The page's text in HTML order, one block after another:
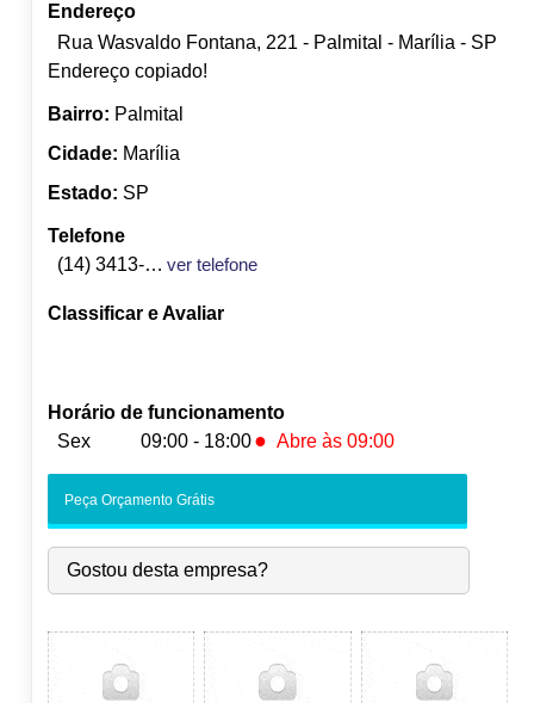
Endereço
Rua Wasvaldo Fontana, 221 - Palmital - Marília - SP
Endereço copiado!
Bairro: Palmital
Cidade: Marília
Estado: SP
Telefone
(14) 3413-5267
ver telefone
Classificar e Avaliar
Horário de funcionamento
Sex
09:00 - 18:00 ● Abre às 09:00
-
Qua:
09:00-18:00
Qui:
09:00-18:00
●
Sáb:
Fechado
Dom:
Fechado
Peça Orçamento Grátis
Gostou desta empresa?